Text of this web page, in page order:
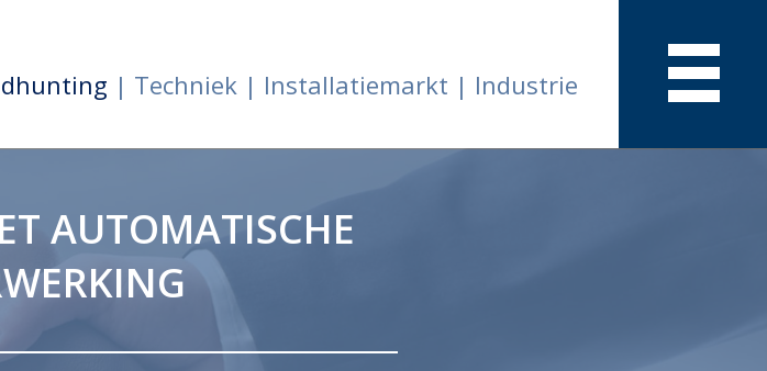
| Techniek | Installatiemarkt | Industrie
AUTOMATISCHE